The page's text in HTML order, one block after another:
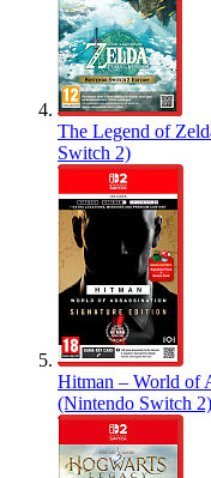
The Legend of
Switch 2)
Hitman – World of
(Nintendo Switch 2)